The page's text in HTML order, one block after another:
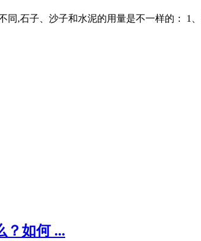
,石子、沙子和水泥的用量是不一样的： 1
？如何 ...